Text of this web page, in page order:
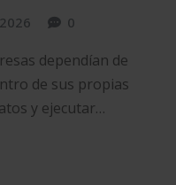
0
dependían de
de sus propias
y ejecutar…